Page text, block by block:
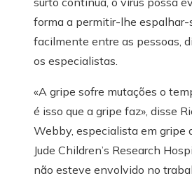
forma a permitir-lhe espalhar-
facilmente entre as pessoas,
os especialistas.
«A gripe sofre mutações o
é isso que a gripe faz», disse
Webby, especialista em gripe
Jude Children’s Research
não esteve envolvido no